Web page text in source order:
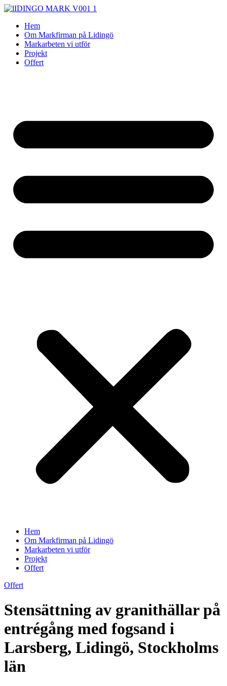
Skip
contentHem
Om Markfirman på Lidingö
Markarbeten vi utför
Projekt
Offert
Hem
Om Markfirman på Lidingö
Markarbeten vi utför
Projekt
Offert
Offert
Stensättning av granithällar på
entrégång med fogsand i
Larsberg, Lidingö, Stockholms
län